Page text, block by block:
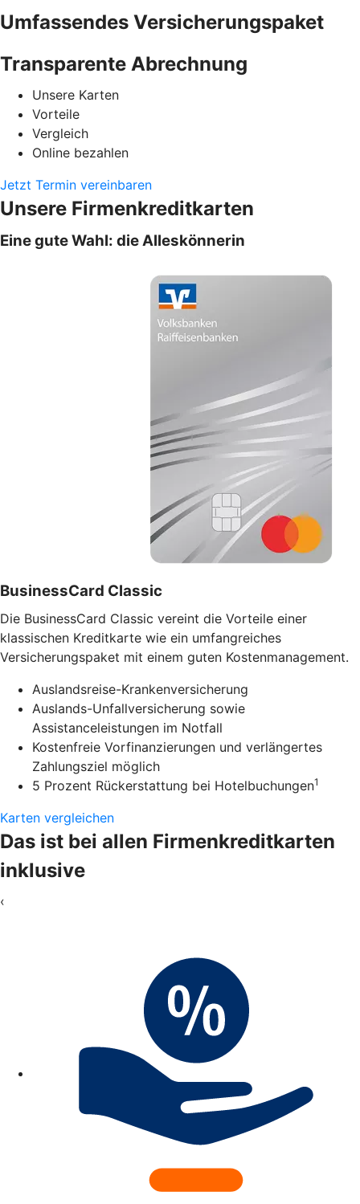
Umfassendes Versicherungspaket
Transparente Abrechnung
Unsere Karten
Vorteile
Vergleich
Online bezahlen
Jetzt Termin vereinbaren
Unsere Firmenkreditkarten
Eine gute Wahl: die Alleskönnerin
BusinessCard Classic
Die BusinessCard Classic vereint die Vorteile einer
klassischen Kreditkarte wie ein umfangreiches
Versicherungspaket mit einem guten Kostenmanagement.
Auslandsreise-Krankenversicherung
Auslands-Unfallversicherung sowie
Assistanceleistungen im Notfall
Kostenfreie Vorfinanzierungen und verlängertes
Zahlungsziel möglich
5 Prozent Rückerstattung bei Hotelbuchungen1
Karten vergleichen
Das ist bei allen Firmenkreditkarten
inklusive
‹